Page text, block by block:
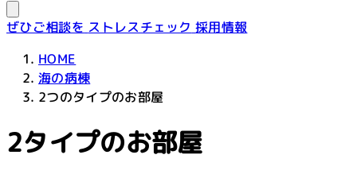
ぜひご相談を ストレスチェック 採用情報
HOME
海の病棟
2つのタイプのお部屋
2タイプのお部屋